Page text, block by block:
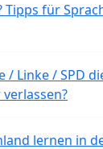
Tipps für
/ Linke / SPD
lernen in